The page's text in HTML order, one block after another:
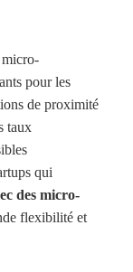
micro-
pour les
de proximité
taux
qui
des micro-
flexibilité et